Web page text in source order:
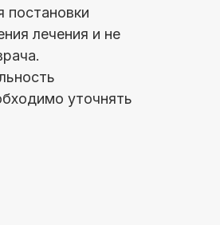
постановки
лечения и не
уточнять